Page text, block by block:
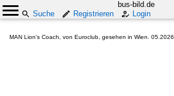
bus-bild.de
Suche
Registrieren Login
MAN Lion's Coach, von Euroclub, gesehen in Wien. 05.2026